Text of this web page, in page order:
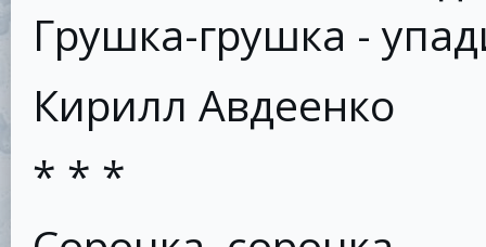
Грушка-грушка -
Кирилл Авдеенко
* * *